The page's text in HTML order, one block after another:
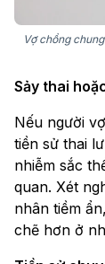
Vợ chồng
Sảy thai
Nếu người
tiền sử thai
nhiễm sắc
quan. Xét
nhân tiềm
chẽ hơn ở